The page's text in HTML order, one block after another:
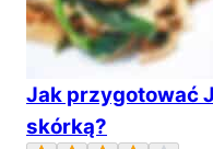
Jak przygotować
skórką?